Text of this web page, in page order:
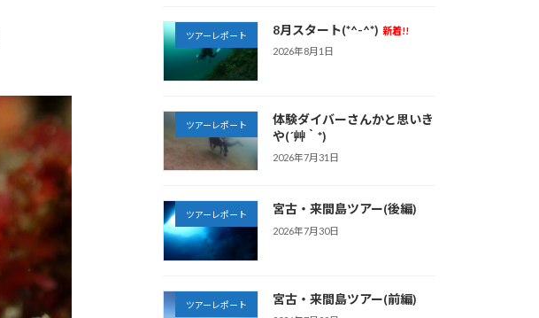
ツアーレポート 8月スタート(*^-^*) 新着!!
2026年8月1日
ツアーレポート
体験ダイバーさんかと思いき
や(´艸｀*)
2026年7月31日
ツアーレポート 宮古・来間島ツアー(後編)
2026年7月30日
ツアーレポート 宮古・来間島ツアー(前編)